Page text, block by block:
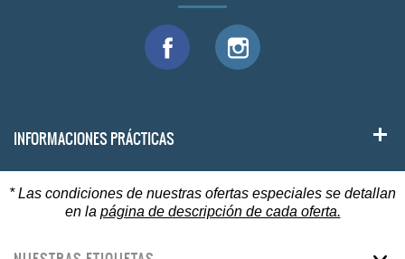
INFORMACIONES PRÁCTICAS
* Las condiciones de nuestras ofertas especiales se detallan
en la página de descripción de cada oferta.